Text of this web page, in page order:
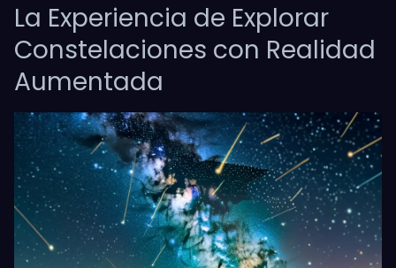
La Experiencia de Explorar
Constelaciones con Realidad
Aumentada